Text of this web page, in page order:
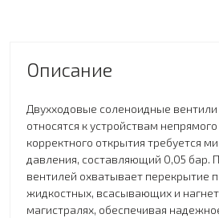
Описание
Двухходовые соленоидные
относятся к устройствам
корректного открытия требуется
давления, составляющий 0,05 бар.
вентилей охватывает перекрытие
жидкостных, всасывающих и
магистралях, обеспечивая